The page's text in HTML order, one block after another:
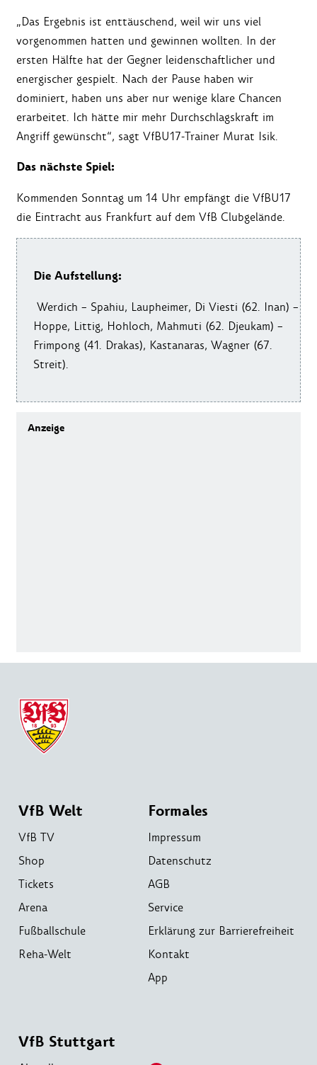
„Das Ergebnis ist enttäuschend, weil wir uns viel
vorgenommen hatten und gewinnen wollten. In der
ersten Hälfte hat der Gegner leidenschaftlicher und
energischer gespielt. Nach der Pause haben wir
dominiert, haben uns aber nur wenige klare Chancen
erarbeitet. Ich hätte mir mehr Durchschlagskraft im
Angriff gewünscht“, sagt VfBU17-Trainer Murat Isik.
Das nächste Spiel:
Kommenden Sonntag um 14 Uhr empfängt die VfBU17
die Eintracht aus Frankfurt auf dem VfB Clubgelände.
Die Aufstellung:
Werdich – Spahiu, Laupheimer, Di Viesti (62. Inan) –
Hoppe, Littig, Hohloch, Mahmuti (62. Djeukam) –
Frimpong (41. Drakas), Kastanaras, Wagner (67.
Streit).
VfB Welt
VfB TV
Shop
Tickets
Arena
Fußballschule
Reha-Welt
Formales
Impressum
Datenschutz
AGB
Service
Erklärung zur Barrierefreiheit
Kontakt
App
VfB Stuttgart